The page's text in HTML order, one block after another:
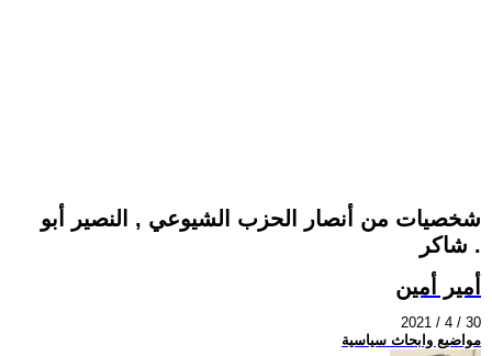
شخصيات من أنصار الحزب الشيوعي , النصير أبو
شاكر .
أمير أمين
2021 / 4 / 30
مواضيع وابحاث سياسية